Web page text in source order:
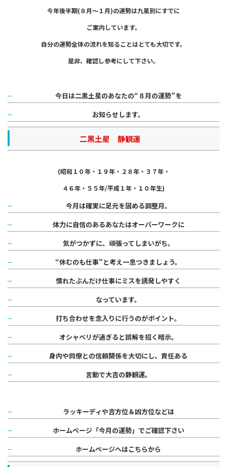
今年後半期(８月～１月)の運勢は九星別にすでに
ご案内しています。
自分の運勢全体の流れを知ることはとても大切です。
是非、確認し参考にして下さい。
今日は二黒土星のあなたの“８月の運勢”を
お知らせします。
二黒土星 静観運
(昭和１０年・１９年・２８年・３７年・
４６年・５５年/平成１年・１０年生)
今月は確実に足元を固める調整月。
体力に自信のあるあなたはオーバーワークに
気がつかずに、頑張ってしまいがち。
“休むのも仕事”と考え一息つきましょう。
慣れたぶんだけ仕事にミスを誘発しやすく
なっています。
打ち合わせを念入りに行うのがポイント。
オシャベリが過ぎると誤解を招く暗示。
身内や同僚との信頼関係を大切にし、責任ある
言動で大吉の静観運。
ラッキーディや吉方位＆凶方位などは
ホームページ「今月の運勢」でご確認下さい
ホームページへはこちらから